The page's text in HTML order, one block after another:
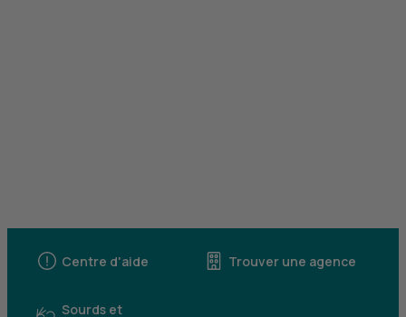
Centre d'aide Trouver une agence
Sourds et